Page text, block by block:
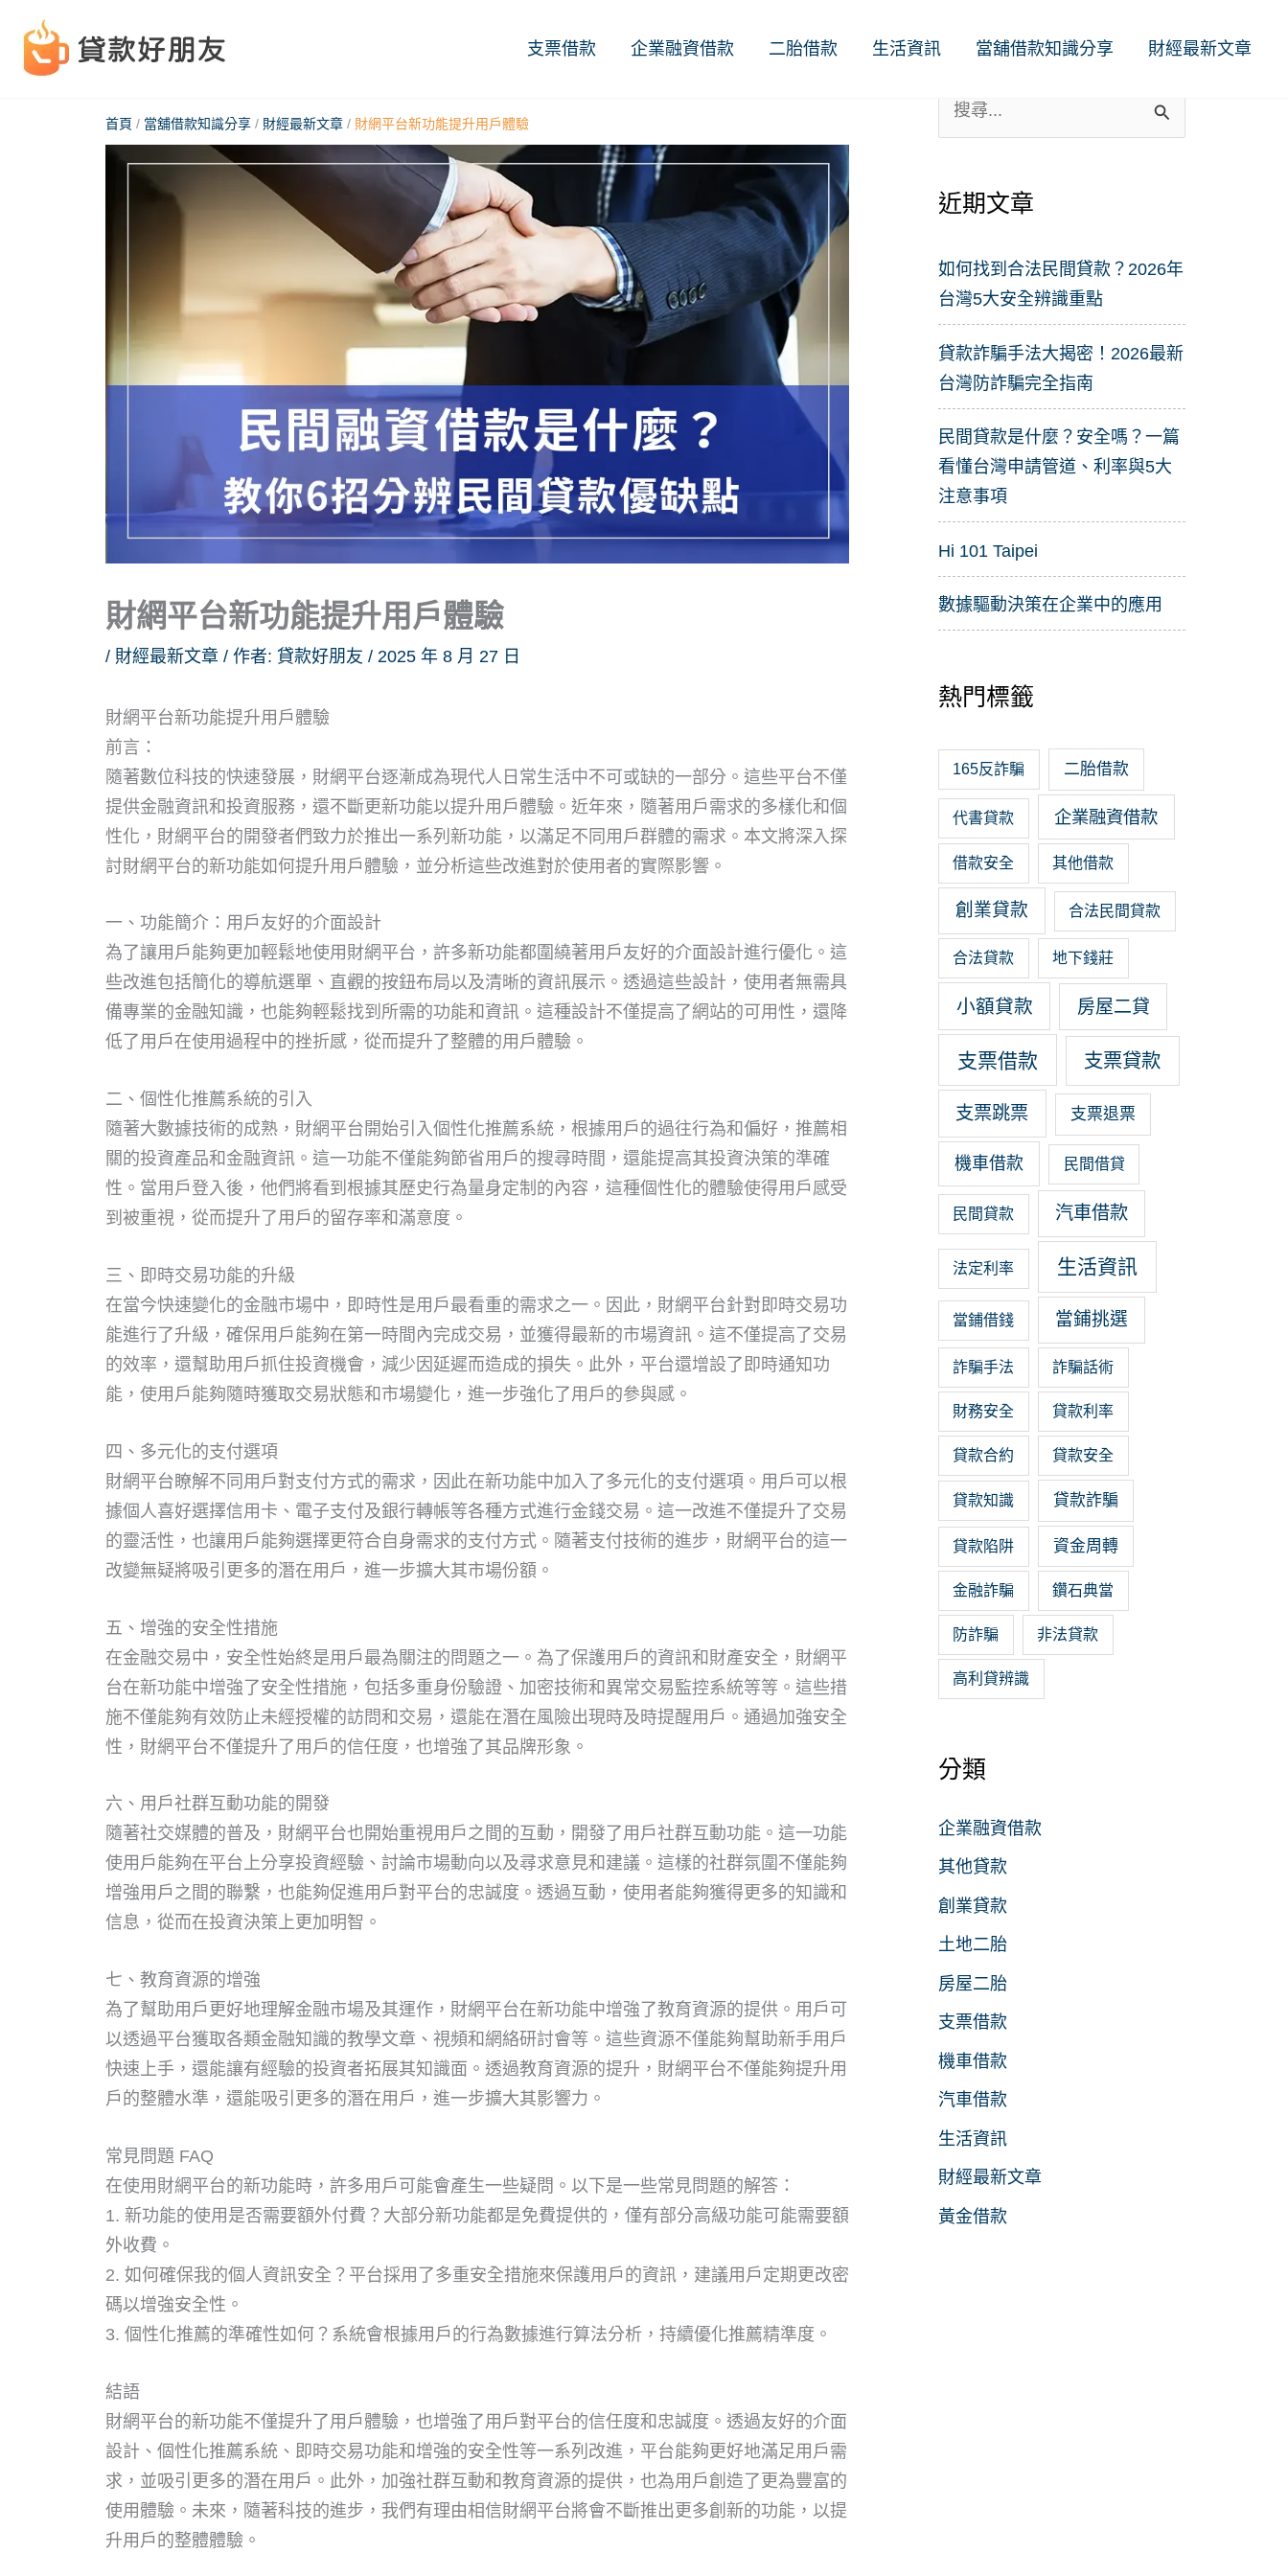
支票借款 企業融資借款 二胎借款 生活資訊 當舖借款知識分享 財經最新文章
首頁 / 當舖借款知識分享 / 財經最新文章 / 財網平台新功能提升用戶體驗
財網平台新功能提升用戶體驗
/ 財經最新文章 / 作者: 貸款好朋友 / 2025 年 8 月 27 日
財網平台新功能提升用戶體驗
前言：
隨著數位科技的快速發展，財網平台逐漸成為現代人日常生活中不可或缺的一部分。這些平台不僅
提供金融資訊和投資服務，還不斷更新功能以提升用戶體驗。近年來，隨著用戶需求的多樣化和個
性化，財網平台的開發者們致力於推出一系列新功能，以滿足不同用戶群體的需求。本文將深入探
討財網平台的新功能如何提升用戶體驗，並分析這些改進對於使用者的實際影響。
一、功能簡介：用戶友好的介面設計
為了讓用戶能夠更加輕鬆地使用財網平台，許多新功能都圍繞著用戶友好的介面設計進行優化。這
些改進包括簡化的導航選單、直觀的按鈕布局以及清晰的資訊展示。透過這些設計，使用者無需具
備專業的金融知識，也能夠輕鬆找到所需的功能和資訊。這種設計不僅提高了網站的可用性，還降
低了用戶在使用過程中的挫折感，從而提升了整體的用戶體驗。
二、個性化推薦系統的引入
隨著大數據技術的成熟，財網平台開始引入個性化推薦系統，根據用戶的過往行為和偏好，推薦相
關的投資產品和金融資訊。這一功能不僅能夠節省用戶的搜尋時間，還能提高其投資決策的準確
性。當用戶登入後，他們將看到根據其歷史行為量身定制的內容，這種個性化的體驗使得用戶感受
到被重視，從而提升了用戶的留存率和滿意度。
三、即時交易功能的升級
在當今快速變化的金融市場中，即時性是用戶最看重的需求之一。因此，財網平台針對即時交易功
能進行了升級，確保用戶能夠在第一時間內完成交易，並獲得最新的市場資訊。這不僅提高了交易
的效率，還幫助用戶抓住投資機會，減少因延遲而造成的損失。此外，平台還增設了即時通知功
能，使用戶能夠隨時獲取交易狀態和市場變化，進一步強化了用戶的參與感。
四、多元化的支付選項
財網平台瞭解不同用戶對支付方式的需求，因此在新功能中加入了多元化的支付選項。用戶可以根
據個人喜好選擇信用卡、電子支付及銀行轉帳等各種方式進行金錢交易。這一改進不僅提升了交易
的靈活性，也讓用戶能夠選擇更符合自身需求的支付方式。隨著支付技術的進步，財網平台的這一
改變無疑將吸引更多的潛在用戶，進一步擴大其市場份額。
五、增強的安全性措施
在金融交易中，安全性始終是用戶最為關注的問題之一。為了保護用戶的資訊和財產安全，財網平
台在新功能中增強了安全性措施，包括多重身份驗證、加密技術和異常交易監控系統等等。這些措
施不僅能夠有效防止未經授權的訪問和交易，還能在潛在風險出現時及時提醒用戶。通過加強安全
性，財網平台不僅提升了用戶的信任度，也增強了其品牌形象。
六、用戶社群互動功能的開發
隨著社交媒體的普及，財網平台也開始重視用戶之間的互動，開發了用戶社群互動功能。這一功能
使用戶能夠在平台上分享投資經驗、討論市場動向以及尋求意見和建議。這樣的社群氛圍不僅能夠
增強用戶之間的聯繫，也能夠促進用戶對平台的忠誠度。透過互動，使用者能夠獲得更多的知識和
信息，從而在投資決策上更加明智。
七、教育資源的增強
為了幫助用戶更好地理解金融市場及其運作，財網平台在新功能中增強了教育資源的提供。用戶可
以透過平台獲取各類金融知識的教學文章、視頻和網絡研討會等。這些資源不僅能夠幫助新手用戶
快速上手，還能讓有經驗的投資者拓展其知識面。透過教育資源的提升，財網平台不僅能夠提升用
戶的整體水準，還能吸引更多的潛在用戶，進一步擴大其影響力。
常見問題 FAQ
在使用財網平台的新功能時，許多用戶可能會產生一些疑問。以下是一些常見問題的解答：
1. 新功能的使用是否需要額外付費？大部分新功能都是免費提供的，僅有部分高級功能可能需要額
外收費。
2. 如何確保我的個人資訊安全？平台採用了多重安全措施來保護用戶的資訊，建議用戶定期更改密
碼以增強安全性。
3. 個性化推薦的準確性如何？系統會根據用戶的行為數據進行算法分析，持續優化推薦精準度。
結語
財網平台的新功能不僅提升了用戶體驗，也增強了用戶對平台的信任度和忠誠度。透過友好的介面
設計、個性化推薦系統、即時交易功能和增強的安全性等一系列改進，平台能夠更好地滿足用戶需
求，並吸引更多的潛在用戶。此外，加強社群互動和教育資源的提供，也為用戶創造了更為豐富的
使用體驗。未來，隨著科技的進步，我們有理由相信財網平台將會不斷推出更多創新的功能，以提
升用戶的整體體驗。
搜
尋
鍵
:
近期文章
如何找到合法民間貸款？2026年
台灣5大安全辨識重點
貸款詐騙手法大揭密！2026最新
台灣防詐騙完全指南
民間貸款是什麼？安全嗎？一篇
看懂台灣申請管道、利率與5大
注意事項
Hi 101 Taipei
數據驅動決策在企業中的應用
熱門標籤
165反詐騙 二胎借款
代書貸款 企業融資借款
借款安全 其他借款
創業貸款 合法民間貸款
合法貸款 地下錢莊
小額貸款 房屋二貸
支票借款 支票貸款
支票跳票 支票退票
機車借款 民間借貸
民間貸款 汽車借款
法定利率 生活資訊
當鋪借錢 當鋪挑選
詐騙手法 詐騙話術
財務安全 貸款利率
貸款合約 貸款安全
貸款知識 貸款詐騙
貸款陷阱 資金周轉
金融詐騙 鑽石典當
防詐騙 非法貸款
高利貸辨識
分類
企業融資借款
其他貸款
創業貸款
土地二胎
房屋二胎
支票借款
機車借款
汽車借款
生活資訊
財經最新文章
黃金借款